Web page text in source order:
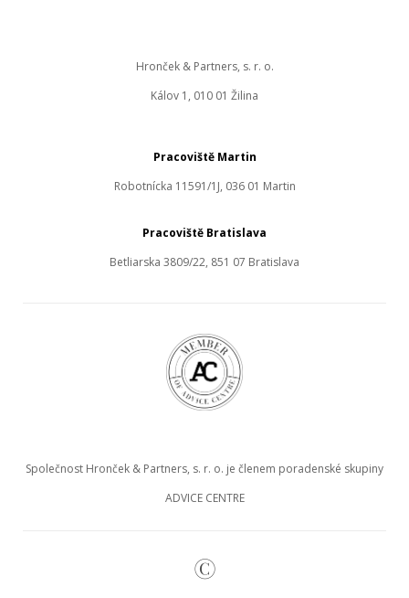
Pracoviště Martin
Robotnícka 11591/1J, 036 01 Martin
Hronček & Partners, s. r. o.
Kálov 1, 010 01 Žilina
Pracoviště Bratislava
Betliarska 3809/22, 851 07 Bratislava
Společnost Hronček & Partners, s. r. o. je členem poradenské skupiny
ADVICE CENTRE
©